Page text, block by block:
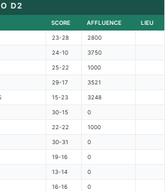
D2
SCORE AFFLUENCE LIEU
23-28 2800
24-10 3750
25-22 1000
29-17 3521
15-23 3248
30-15 0
22-22 1000
30-31 0
19-16 0
13-14 0
16-16 0